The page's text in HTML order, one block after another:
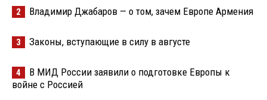
2 Владимир Джабаров — о том, зачем Европе Армения
3 Законы, вступающие в силу в августе
4
В МИД России заявили о подготовке Европы к
войне с Россией